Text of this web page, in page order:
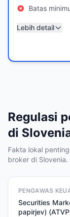
Batas
Lebih detail
Regulasi
di
Fakta lokal
broker di Slovenia.
PENGAWAS
Securities
papirjev)